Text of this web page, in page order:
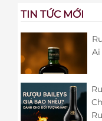
TIN TỨC MỚI
Ai